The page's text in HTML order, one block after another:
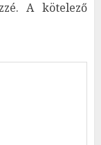
A kötelező